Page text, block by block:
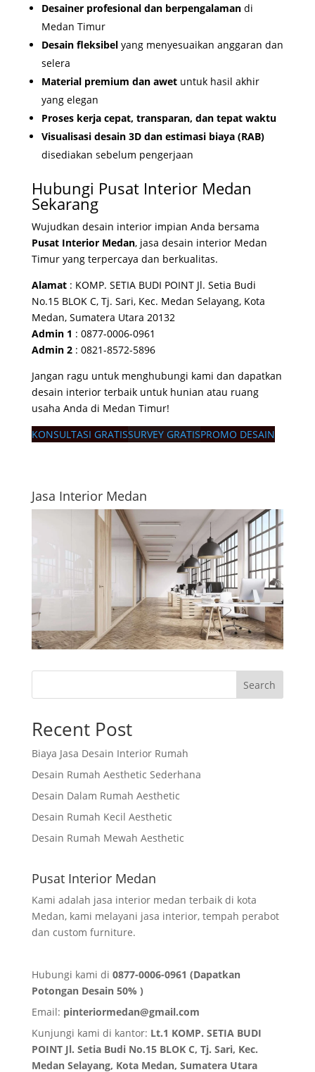
Desainer profesional dan berpengalamandi
Medan Timur
Desain fleksibelyang menyesuaikan anggaran dan
selera
Material premium dan awetuntuk hasil akhir
yang elegan
Proses kerja cepat, transparan, dan tepat waktu
Visualisasi desain 3D dan estimasi biaya (RAB)
disediakan sebelum pengerjaan
Hubungi Pusat Interior Medan
Sekarang
Wujudkan desain interior impian Anda bersama
Pusat Interior Medan, jasa desain interior Medan
Timur yang terpercaya dan berkualitas.
Alamat: KOMP. SETIA BUDI POINT Jl. Setia Budi
No.15 BLOK C, Tj. Sari, Kec. Medan Selayang, Kota
Medan, Sumatera Utara 20132
Admin 1 : 0877-0006-0961
Admin 2: 0821-8572-5896
Jangan ragu untuk menghubungi kami dan dapatkan
desain interior terbaik untuk hunian atau ruang
usaha Anda di Medan Timur!
KONSULTASI GRATISSURVEY GRATISPROMO DESAIN
Jasa Interior Medan
Search
Recent Post
Biaya Jasa Desain Interior Rumah
Desain Rumah Aesthetic Sederhana
Desain Dalam Rumah Aesthetic
Desain Rumah Kecil Aesthetic
Desain Rumah Mewah Aesthetic
Pusat Interior Medan
Kami adalah jasa interior medan terbaik di kota
Medan, kami melayani jasa interior, tempah perabot
dan custom furniture.
Hubungi kami di 0877-0006-0961 (Dapatkan
Potongan Desain 50% )
Email: pinteriormedan@gmail.com
Kunjungi kami di kantor: Lt.1 KOMP. SETIA BUDI
POINT Jl. Setia Budi No.15 BLOK C, Tj. Sari, Kec.
Medan Selayang, Kota Medan, Sumatera Utara